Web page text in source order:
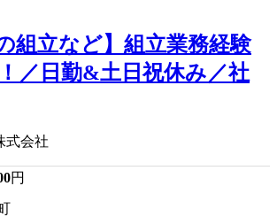
組立など】組立業務経験
／日勤&土日祝休み／社
式会社
円